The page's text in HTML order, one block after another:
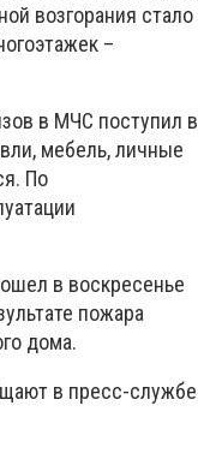
возгорания стало
–
в МЧС поступил в
мебель, личные
По
в воскресенье
пожара
дома.
в пресс-службе